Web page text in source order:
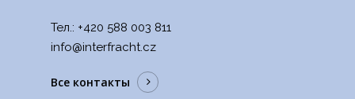
Тел.: +420 588 003 811
info@interfracht.cz
Все контакты